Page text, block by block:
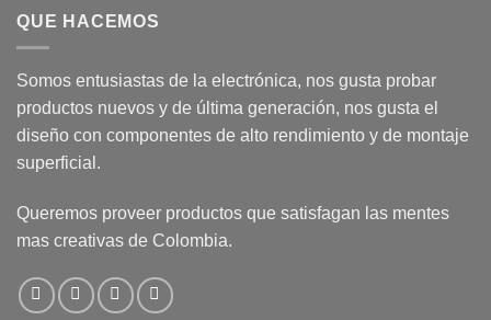
QUE HACEMOS
Somos entusiastas de la electrónica, nos gusta probar
productos nuevos y de última generación, nos gusta el
diseño con componentes de alto rendimiento y de montaje
superficial.
Queremos proveer productos que satisfagan las mentes
mas creativas de Colombia.